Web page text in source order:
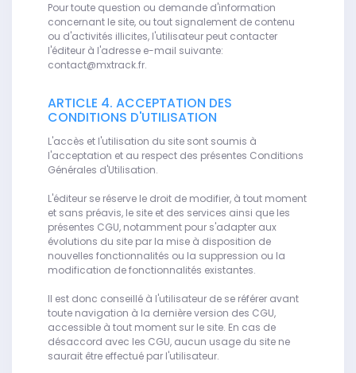
Pour toute question ou demande d'information
concernant le site, ou tout signalement de contenu
ou d'activités illicites, l'utilisateur peut contacter
l'éditeur à l'adresse e-mail suivante:
contact@mxtrack.fr.
ARTICLE 4. ACCEPTATION DES
CONDITIONS D'UTILISATION
L'accès et l'utilisation du site sont soumis à
l'acceptation et au respect des présentes Conditions
Générales d'Utilisation.
L'éditeur se réserve le droit de modifier, à tout moment
et sans préavis, le site et des services ainsi que les
présentes CGU, notamment pour s'adapter aux
évolutions du site par la mise à disposition de
nouvelles fonctionnalités ou la suppression ou la
modification de fonctionnalités existantes.
Il est donc conseillé à l'utilisateur de se référer avant
toute navigation à la dernière version des CGU,
accessible à tout moment sur le site. En cas de
désaccord avec les CGU, aucun usage du site ne
saurait être effectué par l'utilisateur.